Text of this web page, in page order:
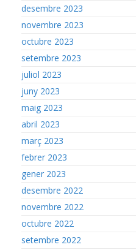
desembre 2023
novembre 2023
octubre 2023
setembre 2023
juliol 2023
juny 2023
maig 2023
abril 2023
març 2023
febrer 2023
gener 2023
desembre 2022
novembre 2022
octubre 2022
setembre 2022